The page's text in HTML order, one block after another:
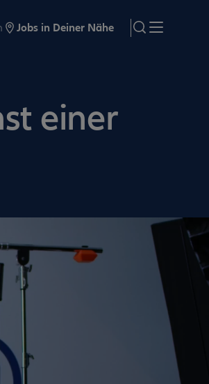
Jobs in Deiner Nähe search
einer